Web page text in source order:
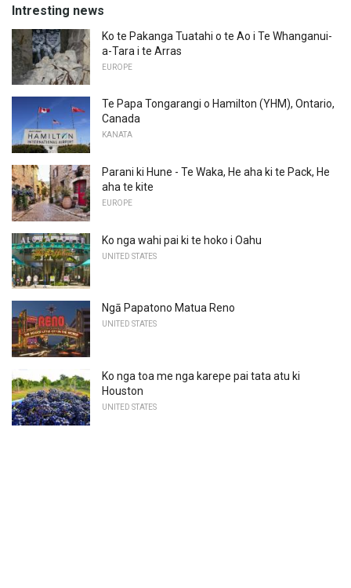
Intresting news
Ko te Pakanga Tuatahi o te Ao i Te Whanganui-
a-Tara i te Arras
EUROPE
Te Papa Tongarangi o Hamilton (YHM), Ontario,
Canada
KANATA
Parani ki Hune - Te Waka, He aha ki te Pack, He
aha te kite
EUROPE
Ko nga wahi pai ki te hoko i Oahu
UNITED STATES
Ngā Papatono Matua Reno
UNITED STATES
Ko nga toa me nga karepe pai tata atu ki
Houston
UNITED STATES